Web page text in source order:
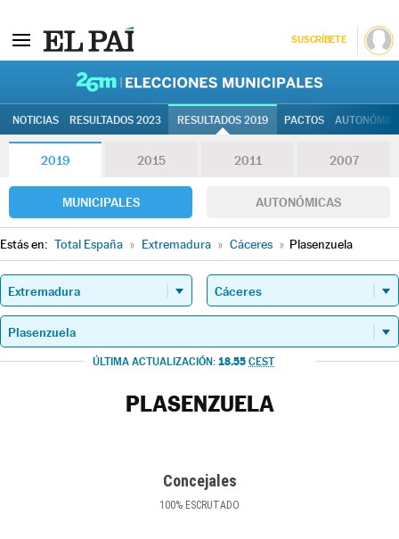
SUSCRÍBETE
NOTICIAS RESULTADOS 2023 RESULTADOS 2019 PACTOS
2019 2015 2011 2007
MUNICIPALES AUTONÓMICAS
Estás en: Total España » Extremadura » Cáceres » Plasenzuela
ÚLTIMA ACTUALIZACIÓN: 18.55 CEST
PLASENZUELA
Concejales
100% ESCRUTADO